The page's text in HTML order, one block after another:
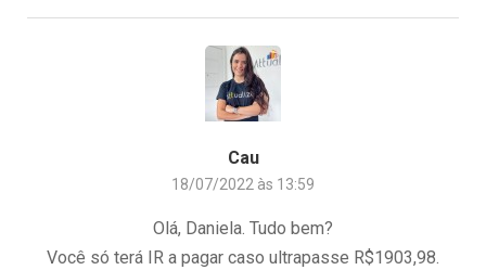
Cau
18/07/2022 às 13:59
Olá, Daniela. Tudo bem?
Você só terá IR a pagar caso ultrapasse R$1903,98.